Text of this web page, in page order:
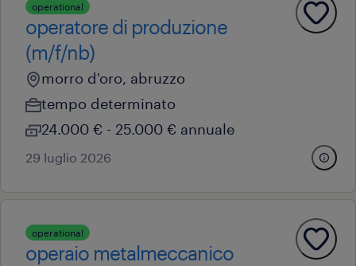
operational
operatore di produzione
(m/f/nb)
morro d'oro, abruzzo
tempo determinato
24.000 € - 25.000 € annuale
29 luglio 2026
operational
operaio metalmeccanico